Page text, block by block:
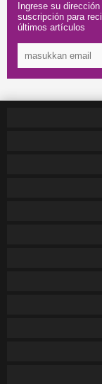
Ingrese su
suscripción para
últimos artículos